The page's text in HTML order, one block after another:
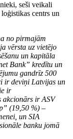
seši veikali
centrs un
no pirmajām
vērsta uz vietējo
un kapitāla
Bank” kredītu un
gandrīz 500
ir deviņi Latvijas un
ir
akcionārs ir ASV
(19,50 %) –
un SIA
banku jomā